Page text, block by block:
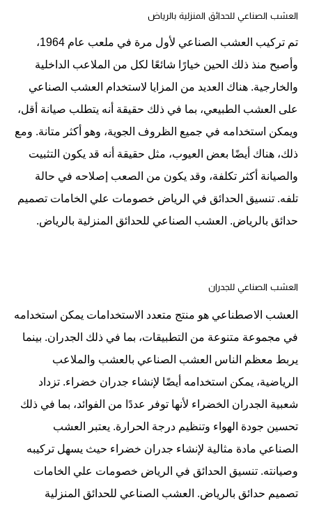
العشب الصناعي للحدائق المنزلية بالرياض
تم تركيب العشب الصناعي لأول مرة في ملعب عام 1964،
وأصبح منذ ذلك الحين خيارًا شائعًا لكل من الملاعب الداخلية
والخارجية. هناك العديد من المزايا لاستخدام العشب الصناعي
على العشب الطبيعي، بما في ذلك حقيقة أنه يتطلب صيانة أقل،
ويمكن استخدامه في جميع الظروف الجوية، وهو أكثر متانة. ومع
ذلك، هناك أيضًا بعض العيوب، مثل حقيقة أنه قد يكون التثبيت
والصيانة أكثر تكلفة، وقد يكون من الصعب إصلاحه في حالة
تلفه. تنسيق الحدائق في الرياض خصومات علي الخامات تصميم
حدائق بالرياض. العشب الصناعي للحدائق المنزلية بالرياض.
العشب الصناعي للجدران
العشب الاصطناعي هو منتج متعدد الاستخدامات يمكن استخدامه
في مجموعة متنوعة من التطبيقات، بما في ذلك الجدران. بينما
يربط معظم الناس العشب الصناعي بالعشب والملاعب
الرياضية، يمكن استخدامه أيضًا لإنشاء جدران خضراء. تزداد
شعبية الجدران الخضراء لأنها توفر عددًا من الفوائد، بما في ذلك
تحسين جودة الهواء وتنظيم درجة الحرارة. يعتبر العشب
الصناعي مادة مثالية لإنشاء جدران خضراء حيث يسهل تركيبه
وصيانته. تنسيق الحدائق في الرياض خصومات علي الخامات
تصميم حدائق بالرياض. العشب الصناعي للحدائق المنزلية